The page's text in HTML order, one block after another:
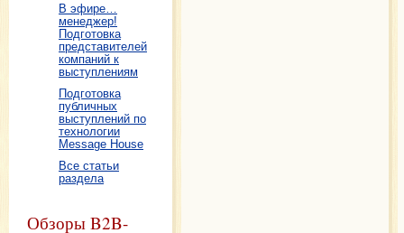
В эфире…
менеджер!
Подготовка
представителей
компаний к
выступлениям
Подготовка
публичных
выступлений по
технологии
Message House
Все статьи
раздела
Обзоры B2B-